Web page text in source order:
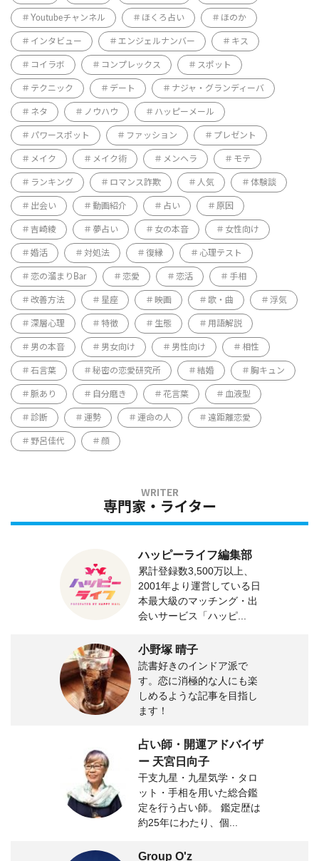
Youtubeチャンネル ほくろ占い ほのか
インタビュー エンジェルナンバー キス
コイラボ コンプレックス スポット
テクニック デート ナジャ・グランディーバ
ネタ ノウハウ ハッピーメール
パワースポット ファッション プレゼント
メイク メイク術 メンヘラ モテ
ランキング ロマンス詐欺 人気 体験談
出会い 動画紹介 占い 原因
吉崎綾 夢占い 女の本音 女性向け
婚活 対処法 復縁 心理テスト
恋の溜まりBar 恋愛 恋活 手相
改善方法 星座 映画 歌・曲 浮気
深層心理 特徴 生態 用語解説
男の本音 男女向け 男性向け 相性
石言葉 秘密の恋愛研究所 結婚 胸キュン
脈あり 自分磨き 花言葉 血液型
診断 運勢 運命の人 遠距離恋愛
野呂佳代 顔
専門家・ライター
ハッピーライフ編集部
累計登録数3,500万以上、
2001年より運営している日
本最大級のマッチング・出
会いサービス「ハッピ...
小野塚 晴子
読書好きのインドア派で
す。恋に消極的な人にも楽
しめるような記事を目指し
ます！
占い師・開運アドバイザ
ー 天宮日向子
干支九星・九星気学・タロ
ット・手相を用いた総合鑑
定を行う占い師。 鑑定歴は
約25年にわたり、個...
Group O'z